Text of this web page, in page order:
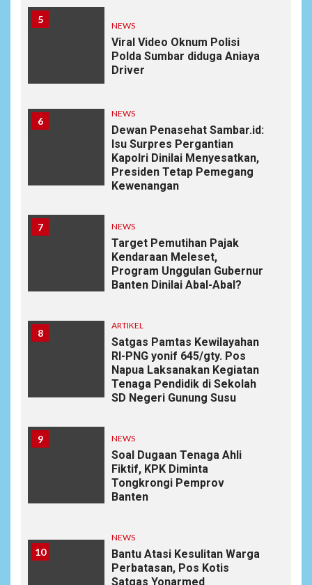
5
NEWS
Viral Video Oknum Polisi
Polda Sumbar diduga Aniaya
Driver
6
NEWS
Dewan Penasehat Sambar.id:
Isu Surpres Pergantian
Kapolri Dinilai Menyesatkan,
Presiden Tetap Pemegang
Kewenangan
7 NEWS
Target Pemutihan Pajak
Kendaraan Meleset,
Program Unggulan Gubernur
Banten Dinilai Abal-Abal?
8
ARTIKEL
Satgas Pamtas Kewilayahan
RI-PNG yonif 645/gty. Pos
Napua Laksanakan Kegiatan
Tenaga Pendidik di Sekolah
SD Negeri Gunung Susu
9 NEWS
Soal Dugaan Tenaga Ahli
Fiktif, KPK Diminta
Tongkrongi Pemprov
Banten
10
NEWS
Bantu Atasi Kesulitan Warga
Perbatasan, Pos Kotis
Satgas Yonarmed